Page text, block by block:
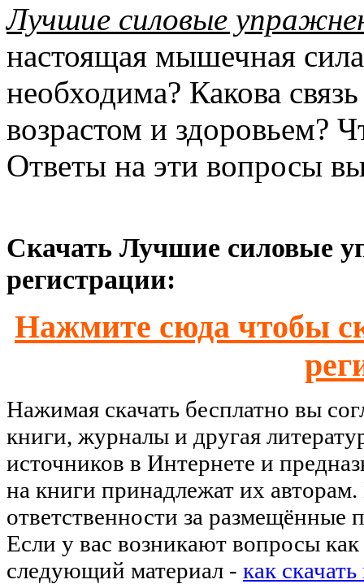
Лучшие силовые
настоящая мышечная
необходима? Какова
возрастом и здоровьем?
Ответы на эти вопросы
Скачать Лучшие силовые
регистрации:
Нажмите сюда чтобы
Нажимая скачать бесплатно вы
книги, журналы и другая
источников в Интернете и
на книги принадлежат их
ответственности за размещённые
Если у вас возникают вопросы как
следующий материал - как